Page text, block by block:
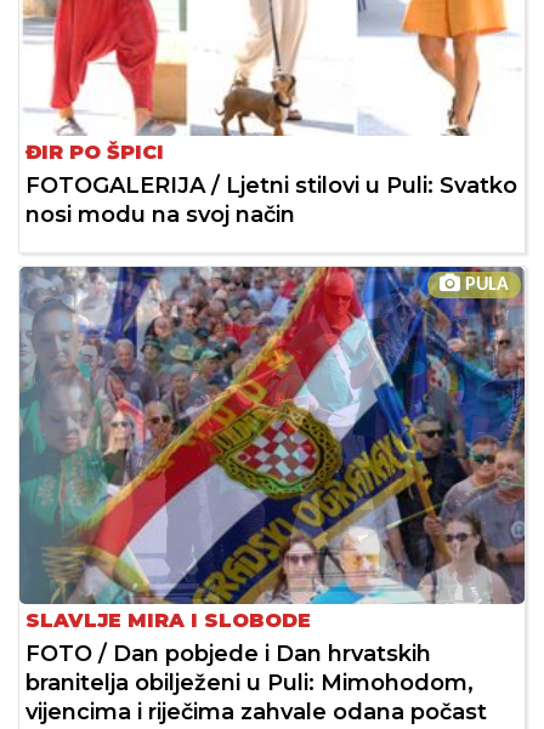
ĐIR PO ŠPICI
FOTOGALERIJA / Ljetni stilovi u Puli: Svatko
nosi modu na svoj način
PULA
SLAVLJE MIRA I SLOBODE
FOTO / Dan pobjede i Dan hrvatskih
branitelja obilježeni u Puli: Mimohodom,
vijencima i riječima zahvale odana počast